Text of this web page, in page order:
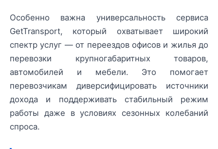
Особенно важна универсальность сервиса
GetTransport, который охватывает широкий
спектр услуг — от переездов офисов и жилья до
перевозки крупногабаритных товаров,
автомобилей и мебели. Это помогает
перевозчикам диверсифицировать источники
дохода и поддерживать стабильный режим
работы даже в условиях сезонных колебаний
спроса.